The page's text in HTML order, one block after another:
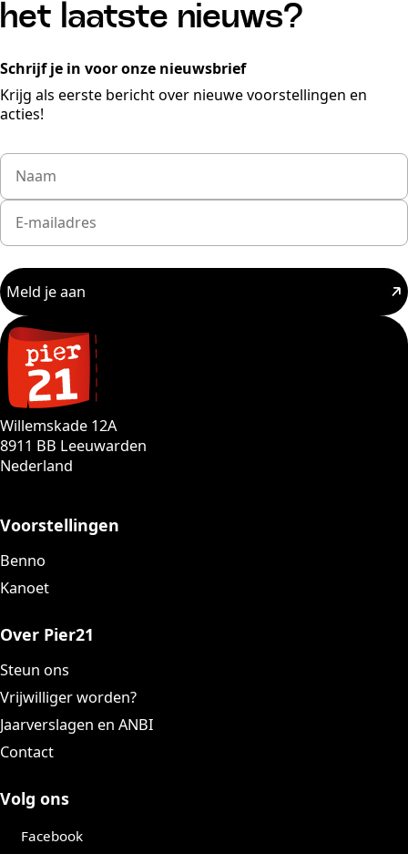
het laatste nieuws?
Schrijf je in voor onze nieuwsbrief
Krijg als eerste bericht over nieuwe voorstellingen en
acties!
Meld je aan
Willemskade 12A
8911 BB Leeuwarden
Nederland
Voorstellingen
Benno
Kanoet
Over Pier21
Steun ons
Vrijwilliger worden?
Jaarverslagen en ANBI
Contact
Volg ons
Facebook